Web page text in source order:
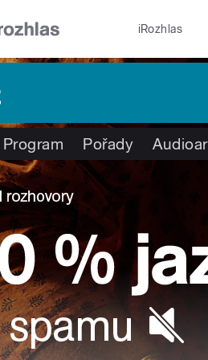
iRozhlas
Program Pořady